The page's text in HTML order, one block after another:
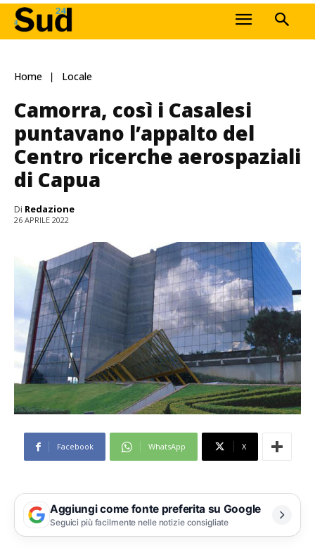
Home Locale
Camorra, così i Casalesi
puntavano l’appalto del
Centro ricerche aerospaziali
di Capua
Di Redazione
26 APRILE 2022
Facebook WhatsApp X
Aggiungi come fonte preferita su Google
Seguici più facilmente nelle notizie consigliate